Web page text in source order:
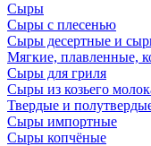
Сыры
Сыры с плесенью
Сыры десертные и
Мягкие, плавленные,
Сыры для гриля
Сыры из козьего
Твердые и
Сыры импортные
Сыры копчёные